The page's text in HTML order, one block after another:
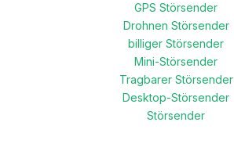
GPS Störsender
Drohnen Störsender
billiger Störsender
Mini-Störsender
Tragbarer Störsender
Desktop-Störsender
Störsender